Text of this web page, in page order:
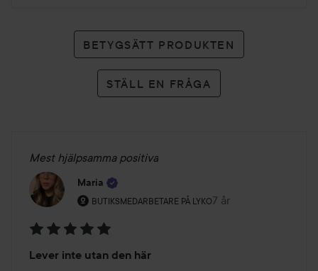
BETYGSÄTT PRODUKTEN
STÄLL EN FRÅGA
Mest hjälpsamma positiva
Maria
BUTIKSMEDARBETARE PÅ LYKO
Användarens roll: Butiksmedarbetare på Lyko.
7 år
Inlägget skapades 7
5
Lever inte utan den här